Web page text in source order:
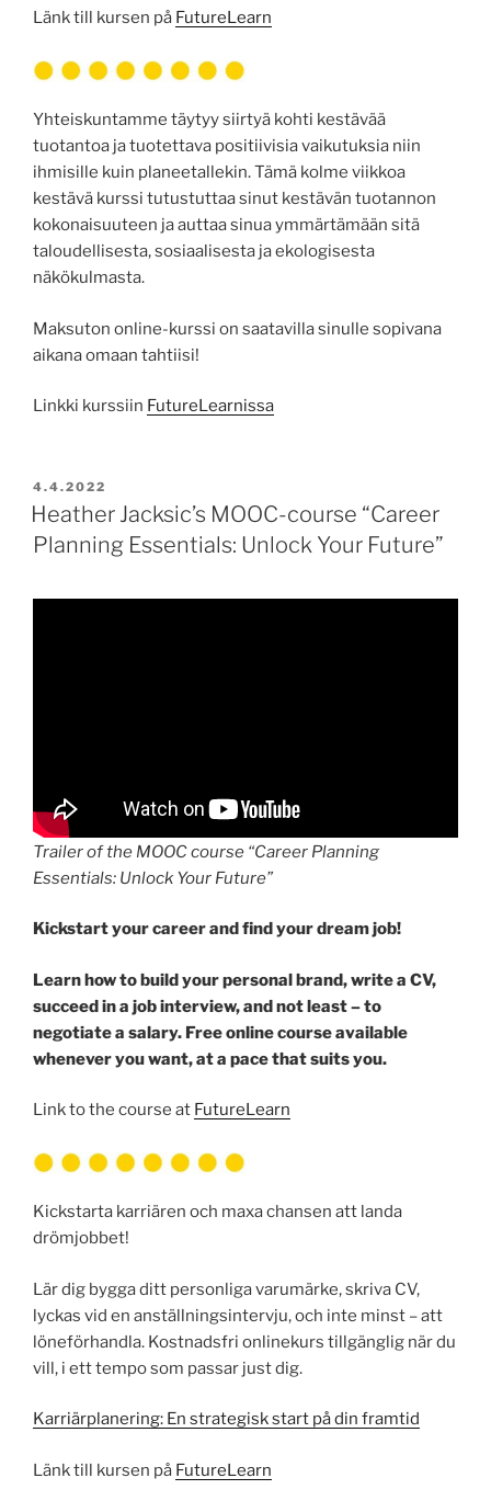
Länk till kursen på FutureLearn
Yhteiskuntamme täytyy siirtyä kohti kestävää
tuotantoa ja tuotettava positiivisia vaikutuksia niin
ihmisille kuin planeetallekin. Tämä kolme viikkoa
kestävä kurssi tutustuttaa sinut kestävän tuotannon
kokonaisuuteen ja auttaa sinua ymmärtämään sitä
taloudellisesta, sosiaalisesta ja ekologisesta
näkökulmasta.
Maksuton online-kurssi on saatavilla sinulle sopivana
aikana omaan tahtiisi!
Linkki kurssiin FutureLearnissa
POSTED
ON
4.4.2022
Heather Jacksic’s MOOC-course “Career
Planning Essentials: Unlock Your Future”
Trailer of the MOOC course “Career Planning
Essentials: Unlock Your Future”
Kickstart your career and find your dream job!
Learn how to build your personal brand, write a CV,
succeed in a job interview, and not least – to
negotiate a salary. Free online course available
whenever you want, at a pace that suits you.
Link to the course at FutureLearn
Kickstarta karriären och maxa chansen att landa
drömjobbet!
Lär dig bygga ditt personliga varumärke, skriva CV,
lyckas vid en anställningsintervju, och inte minst – att
löneförhandla. Kostnadsfri onlinekurs tillgänglig när du
vill, i ett tempo som passar just dig.
Karriärplanering: En strategisk start på din framtid
Länk till kursen på FutureLearn